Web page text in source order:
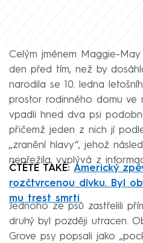
Celým jménem Maggie-
den před tím, než by
narodila se 10. ledna
prostor rodinného domu ve
vpadli hned dva psi
přičemž jeden z nich jí
„zranění hlavy“, jehož
nepřežila, vyplývá z
ČTĚTE TAKÉ: Americký
rozčtvrcenou dívku. Byl
mu trest smrti
Jednoho ze psů zastřelili
druhý byl později utracen.
Grove psy popsali jako